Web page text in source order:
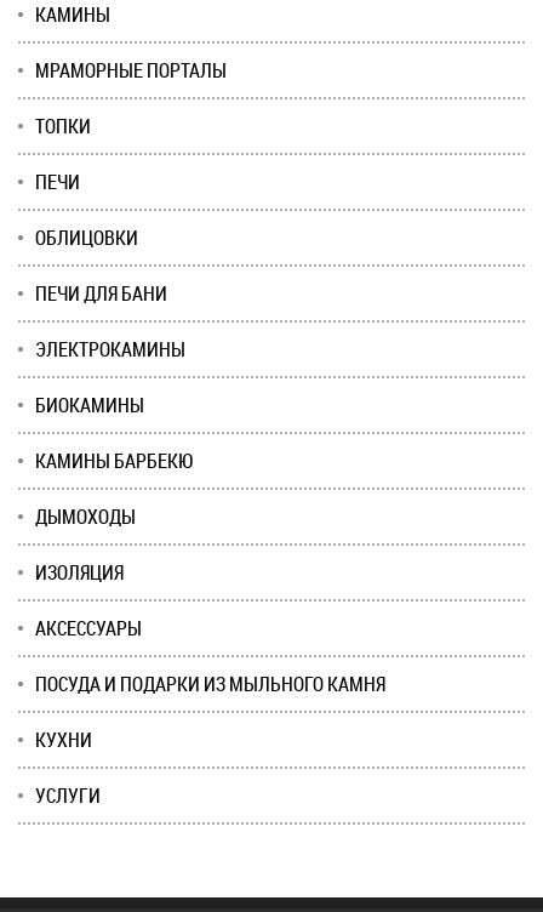
КАМИНЫ
МРАМОРНЫЕ ПОРТАЛЫ
ТОПКИ
ПЕЧИ
ОБЛИЦОВКИ
ПЕЧИ ДЛЯ БАНИ
ЭЛЕКТРОКАМИНЫ
БИОКАМИНЫ
КАМИНЫ БАРБЕКЮ
ДЫМОХОДЫ
ИЗОЛЯЦИЯ
АКСЕССУАРЫ
ПОСУДА И ПОДАРКИ ИЗ МЫЛЬНОГО КАМНЯ
КУХНИ
УСЛУГИ